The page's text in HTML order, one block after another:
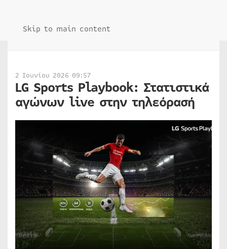
Skip to main content
2 Ιουνίου 2026 09:57
LG Sports Playbook: Στατιστικά
αγώνων live στην τηλεόρασή